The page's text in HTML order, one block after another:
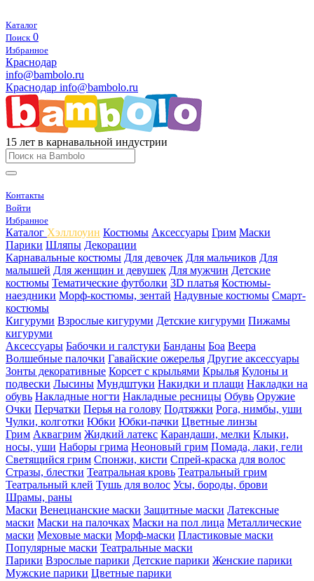
Каталог
Поиск 0
Избранное
Краснодар
info@bambolo.ru
Краснодар info@bambolo.ru
15 лет в карнавальной индустрии
Контакты
Войти
Избранное
Каталог Хэлллоуин Костюмы Аксессуары Грим Маски
Парики Шляпы Декорации
Карнавальные костюмы Для девочек Для мальчиков Для
малышей Для женщин и девушек Для мужчин Детские
костюмы Тематические футболки 3D платья Костюмы-
наездники Морф-костюмы, зентай Надувные костюмы Смарт-
костюмы
Кигуруми Взрослые кигуруми Детские кигуруми Пижамы
кигуруми
Аксессуары Бабочки и галстуки Банданы Боа Веера
Волшебные палочки Гавайские ожерелья Другие аксессуары
Зонты декоративные Корсет с крыльями Крылья Кулоны и
подвески Лысины Мундштуки Накидки и плащи Накладки на
обувь Накладные ногти Накладные ресницы Обувь Оружие
Очки Перчатки Перья на голову Подтяжки Рога, нимбы, уши
Чулки, колготки Юбки Юбки-пачки Цветные линзы
Грим Аквагрим Жидкий латекс Карандаши, мелки Клыки,
носы, уши Наборы грима Неоновый грим Помада, лаки, гели
Светящийся грим Спонжи, кисти Спрей-краска для волос
Стразы, блестки Театральная кровь Театральный грим
Театральный клей Тушь для волос Усы, бороды, брови
Шрамы, раны
Маски Венецианские маски Защитные маски Латексные
маски Маски на палочках Маски на пол лица Металлические
маски Меховые маски Морф-маски Пластиковые маски
Популярные маски Театральные маски
Парики Взрослые парики Детские парики Женские парики
Мужские парики Цветные парики